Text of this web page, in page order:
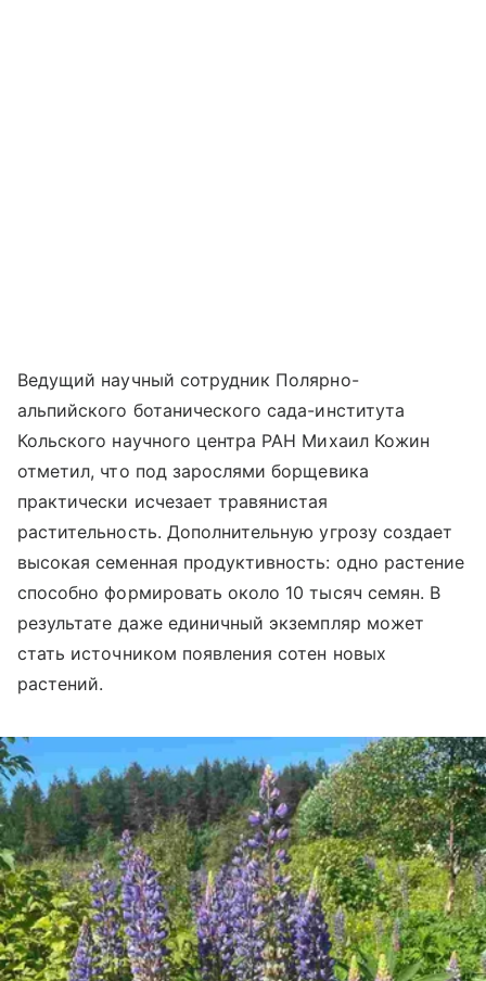
Ведущий научный сотрудник Полярно-
альпийского ботанического сада-института
Кольского научного центра РАН Михаил Кожин
отметил, что под зарослями борщевика
практически исчезает травянистая
растительность. Дополнительную угрозу создает
высокая семенная продуктивность: одно растение
способно формировать около 10 тысяч семян. В
результате даже единичный экземпляр может
стать источником появления сотен новых
растений.